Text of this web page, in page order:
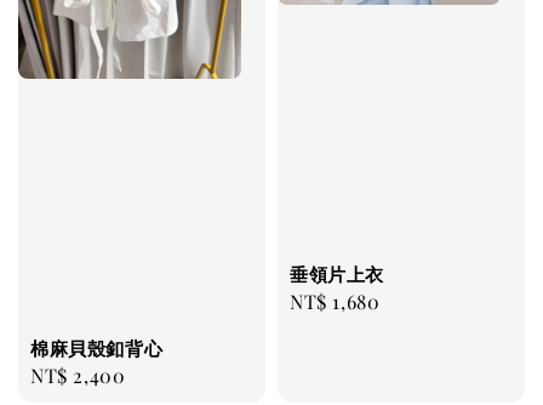
棉麻貝殼釦背心
Regular
NT$ 2,400
垂領片上衣
Regular
NT$ 1,680